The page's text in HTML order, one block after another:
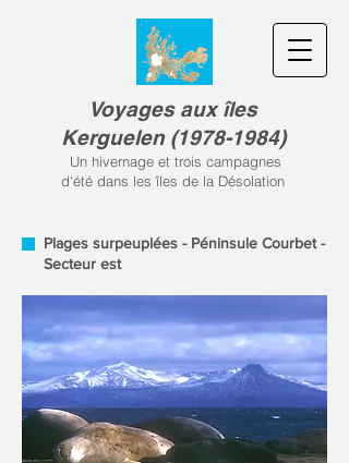
Voyages aux îles
Kerguelen (1978-1984)
Un hivernage et trois campagnes
d'été dans les îles de la Désolation
Plages surpeuplées - Péninsule Courbet -
Secteur est